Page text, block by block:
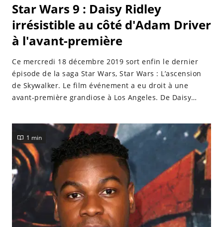
Star Wars 9 : Daisy Ridley
irrésistible au côté d'Adam Driver
à l'avant-première
Ce mercredi 18 décembre 2019 sort enfin le dernier
épisode de la saga Star Wars, Star Wars : L’ascension
de Skywalker. Le film événement a eu droit à une
avant-première grandiose à Los Angeles. De Daisy
toutes les stars du long-métrage étaient présentes.
1 min